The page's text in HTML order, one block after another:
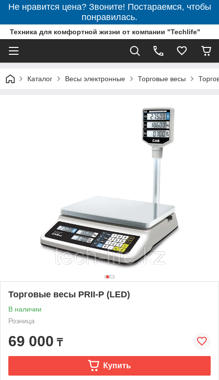
Не нравится цена? Звоните! Постараемся, чтобы
понравилась.
Техника для комфортной жизни от компании "Techlife"
Каталог Весы электронные Торговые весы
Торговые весы PRII-P (LED)
В наличии
Розница
69 000 ₸
Купить